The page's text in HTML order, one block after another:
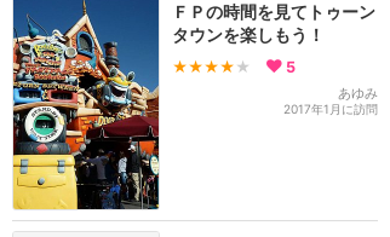
ＦＰの時間を見てトゥーン
タウンを楽しもう！
★★★★ ★ 5
あゆみ
2017年1月に訪問